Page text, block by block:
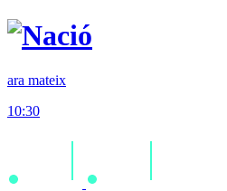
ara mateix
10:30